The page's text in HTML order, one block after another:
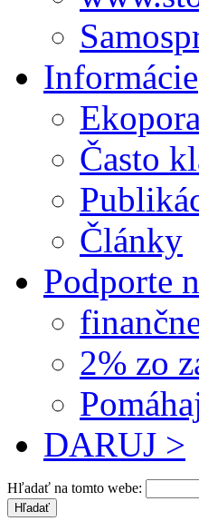
Informácie
Často
Články
Podporte
2% zo
DARUJ >
Hľadať na tomto webe: